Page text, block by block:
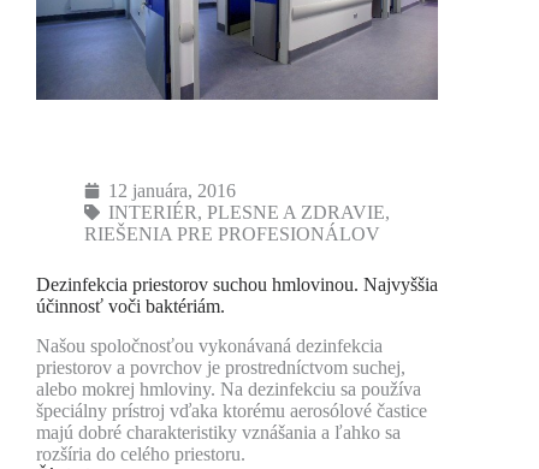
12 januára, 2016
INTERIÉR, PLESNE A ZDRAVIE,
RIEŠENIA PRE PROFESIONÁLOV
Dezinfekcia priestorov suchou hmlovinou. Najvyššia
účinnosť voči baktériám.
Našou spoločnosťou vykonávaná dezinfekcia
priestorov a povrchov je prostredníctvom suchej,
alebo mokrej hmloviny. Na dezinfekciu sa používa
špeciálny prístroj vďaka ktorému aerosólové častice
majú dobré charakteristiky vznášania a ľahko sa
rozšíria do celého priestoru.